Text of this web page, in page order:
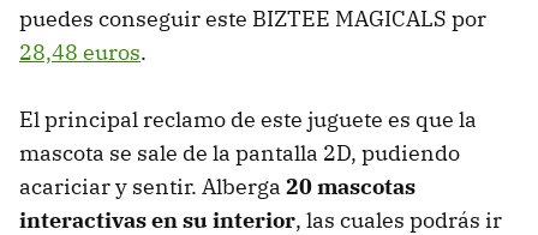
puedes conseguir este BIZTEE MAGICALS por
28,48 euros.
El principal reclamo de este juguete es que la
mascota se sale de la pantalla 2D, pudiendo
acariciar y sentir. Alberga 20 mascotas
interactivas en su interior, las cuales podrás ir